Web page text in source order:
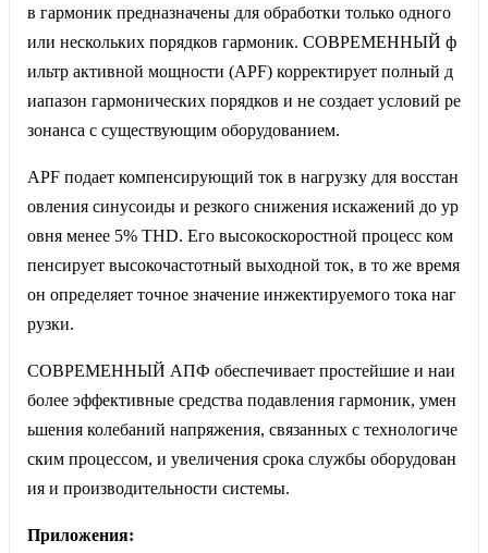
в гармоник предназначены для обработки только одного
или нескольких порядков гармоник. СОВРЕМЕННЫЙ ф
ильтр активной мощности (APF) корректирует полный д
иапазон гармонических порядков и не создает условий ре
зонанса с существующим оборудованием.
APF подает компенсирующий ток в нагрузку для восстан
овления синусоиды и резкого снижения искажений до ур
овня менее 5% THD. Его высокоскоростной процесс ком
пенсирует высокочастотный выходной ток, в то же время
он определяет точное значение инжектируемого тока наг
рузки.
СОВРЕМЕННЫЙ АПФ обеспечивает простейшие и наи
более эффективные средства подавления гармоник, умен
ьшения колебаний напряжения, связанных с технологиче
ским процессом, и увеличения срока службы оборудован
ия и производительности системы.
Приложения: